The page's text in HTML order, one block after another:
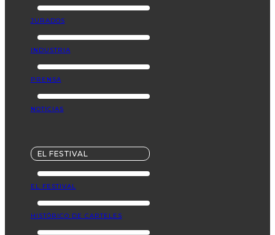
JURADOS
INDUSTRIA
PRENSA
NOTICIAS
EL FESTIVAL
EL FESTIVAL
HISTÓRICO DE CARTELES